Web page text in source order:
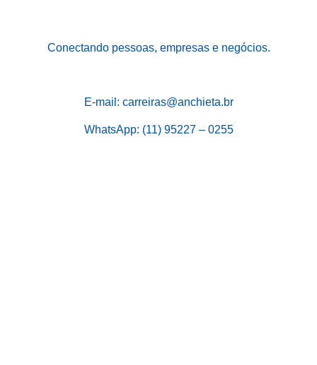
Conectando pessoas, empresas e negócios.
E-mail: carreiras@anchieta.br
WhatsApp: (11) 95227 – 0255